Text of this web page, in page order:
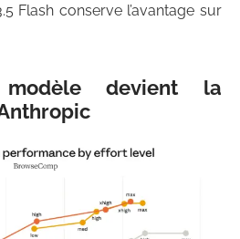
Flash conserve l’avantage sur
devient la